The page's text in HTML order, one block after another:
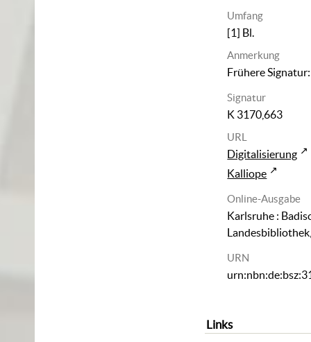
Umfang
[1] Bl.
Anmerkung
Frühere
Signatur
K 3170,663
URL
Digitalisierung
Kalliope
Online-Ausgabe
Karlsruhe :
URN
Links